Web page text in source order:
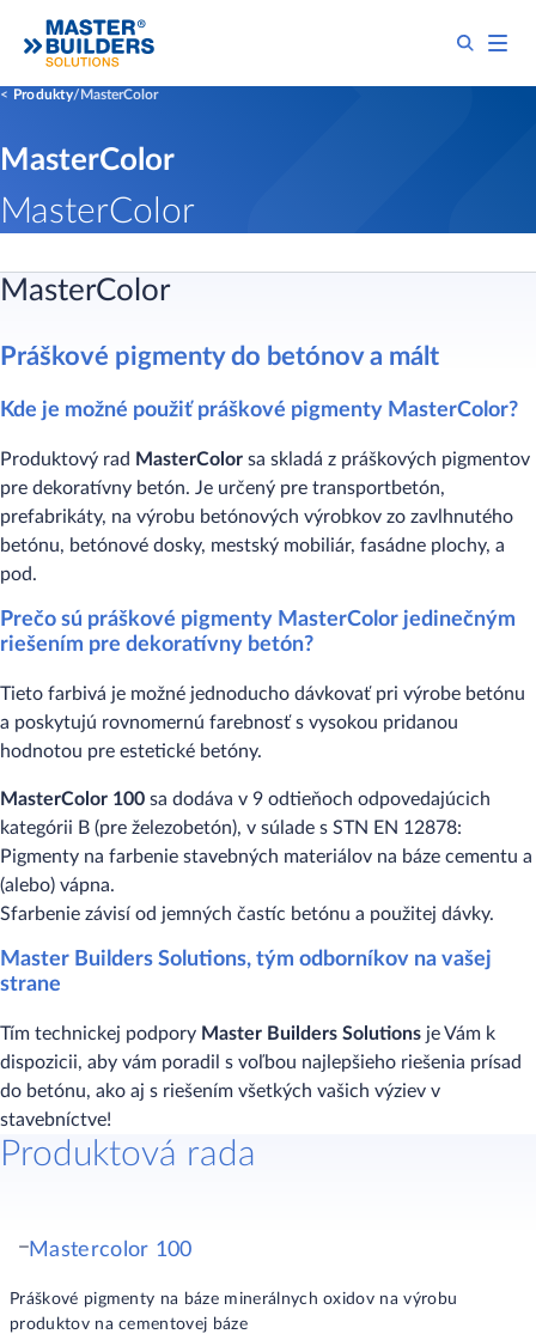
Produkty MasterColor
MasterColor
MasterColor
MasterColor
Práškové pigmenty do betónov a mált
Kde je možné použiť práškové pigmenty MasterColor?
Produktový rad MasterColor sa skladá z práškových pigmentov
pre dekoratívny betón. Je určený pre transportbetón,
prefabrikáty, na výrobu betónových výrobkov zo zavlhnutého
betónu, betónové dosky, mestský mobiliár, fasádne plochy, a
pod.
Prečo sú práškové pigmenty MasterColor jedinečným
riešením pre dekoratívny betón?
Tieto farbivá je možné jednoducho dávkovať pri výrobe betónu
a poskytujú rovnomernú farebnosť s vysokou pridanou
hodnotou pre estetické betóny.
MasterColor 100 sa dodáva v 9 odtieňoch odpovedajúcich
kategórii B (pre železobetón), v súlade s STN EN 12878:
Pigmenty na farbenie stavebných materiálov na báze cementu a
(alebo) vápna.
Sfarbenie závisí od jemných častíc betónu a použitej dávky.
Master Builders Solutions, tým odborníkov na vašej
strane
Tím technickej podpory Master Builders Solutions je Vám k
dispozicii, aby vám poradil s voľbou najlepšieho riešenia prísad
do betónu, ako aj s riešením všetkých vašich výziev v
stavebníctve!
Produktová rada
Mastercolor 100
Práškové pigmenty na báze minerálnych oxidov na výrobu
produktov na cementovej báze